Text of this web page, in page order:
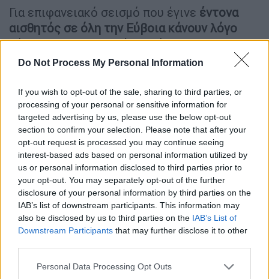
Do Not Process My Personal Information
If you wish to opt-out of the sale, sharing to third parties, or
processing of your personal or sensitive information for
targeted advertising by us, please use the below opt-out
section to confirm your selection. Please note that after your
opt-out request is processed you may continue seeing
interest-based ads based on personal information utilized by
us or personal information disclosed to third parties prior to
your opt-out. You may separately opt-out of the further
disclosure of your personal information by third parties on the
IAB’s list of downstream participants. This information may
also be disclosed by us to third parties on the IAB’s List of
Downstream Participants that may further disclose it to other
Please note that this website/app uses one or more Google
Personal Data Processing Opt Outs
Για επιφανειακό σεισμό που έγινε έντονα
αισθητός σε όλη την Εύβοια κάνουν λόγο
κάτοικοι της περιοχής μιλώντας στην
ιστοσελίδαevima.gr. «Ο σεισμός ήταν τόσο
πολύ, είχε διάρκεια και βοή. Πεταχτήκαμε
από τα κρεβάτια από τον δυνατό θόρυβο.
Κόσμος είχε βγει έξω από τα σπίτια. Έπεσαν
κάδρα και μικροαντικείμενα μέσα στο σπίτι
μου», δήλωσε χαρακτηριστικά κάτοικος της
περιοχής.
video